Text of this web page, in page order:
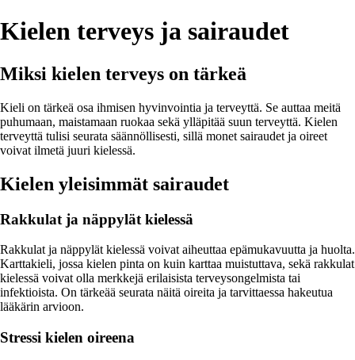
Kielen terveys ja sairaudet
Miksi kielen terveys on tärkeä
Kieli on tärkeä osa ihmisen hyvinvointia ja terveyttä. Se auttaa meitä
puhumaan, maistamaan ruokaa sekä ylläpitää suun terveyttä. Kielen
terveyttä tulisi seurata säännöllisesti, sillä monet sairaudet ja oireet
voivat ilmetä juuri kielessä.
Kielen yleisimmät sairaudet
Rakkulat ja näppylät kielessä
Rakkulat ja näppylät kielessä voivat aiheuttaa epämukavuutta ja huolta.
Karttakieli, jossa kielen pinta on kuin karttaa muistuttava, sekä rakkulat
kielessä voivat olla merkkejä erilaisista terveysongelmista tai
infektioista. On tärkeää seurata näitä oireita ja tarvittaessa hakeutua
lääkärin arvioon.
Stressi kielen oireena